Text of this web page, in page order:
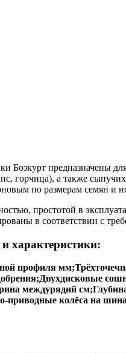
Бозкурт предназначены
горчица), а также
простотой в
характеристики:
профиля 8
междурядий — 15
приводные